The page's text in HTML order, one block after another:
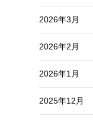
2026年3月
2026年2月
2026年1月
2025年12月